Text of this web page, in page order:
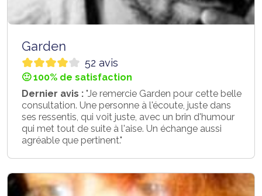
Garden
52 avis
🙂 100% de satisfaction
Dernier avis : "Je remercie Garden pour cette belle
consultation. Une personne à l'écoute, juste dans
ses ressentis, qui voit juste, avec un brin d'humour
qui met tout de suite à l'aise. Un échange aussi
agréable que pertinent."